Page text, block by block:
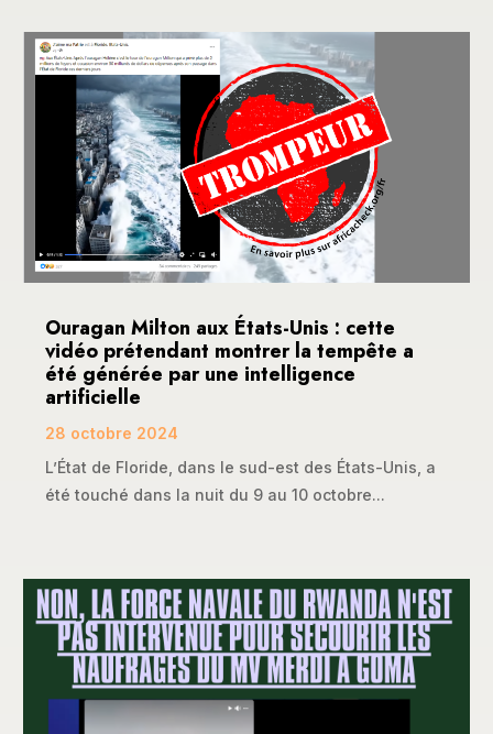
Ouragan Milton aux États-Unis : cette
vidéo prétendant montrer la tempête a
été générée par une intelligence
artificielle
28 octobre 2024
L’État de Floride, dans le sud-est des États-Unis, a
été touché dans la nuit du 9 au 10 octobre...